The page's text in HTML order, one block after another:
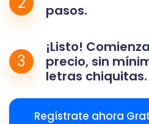
pasos.
3
¡Listo!
precio, sin
letras chiquitas.
Regístrate ahora